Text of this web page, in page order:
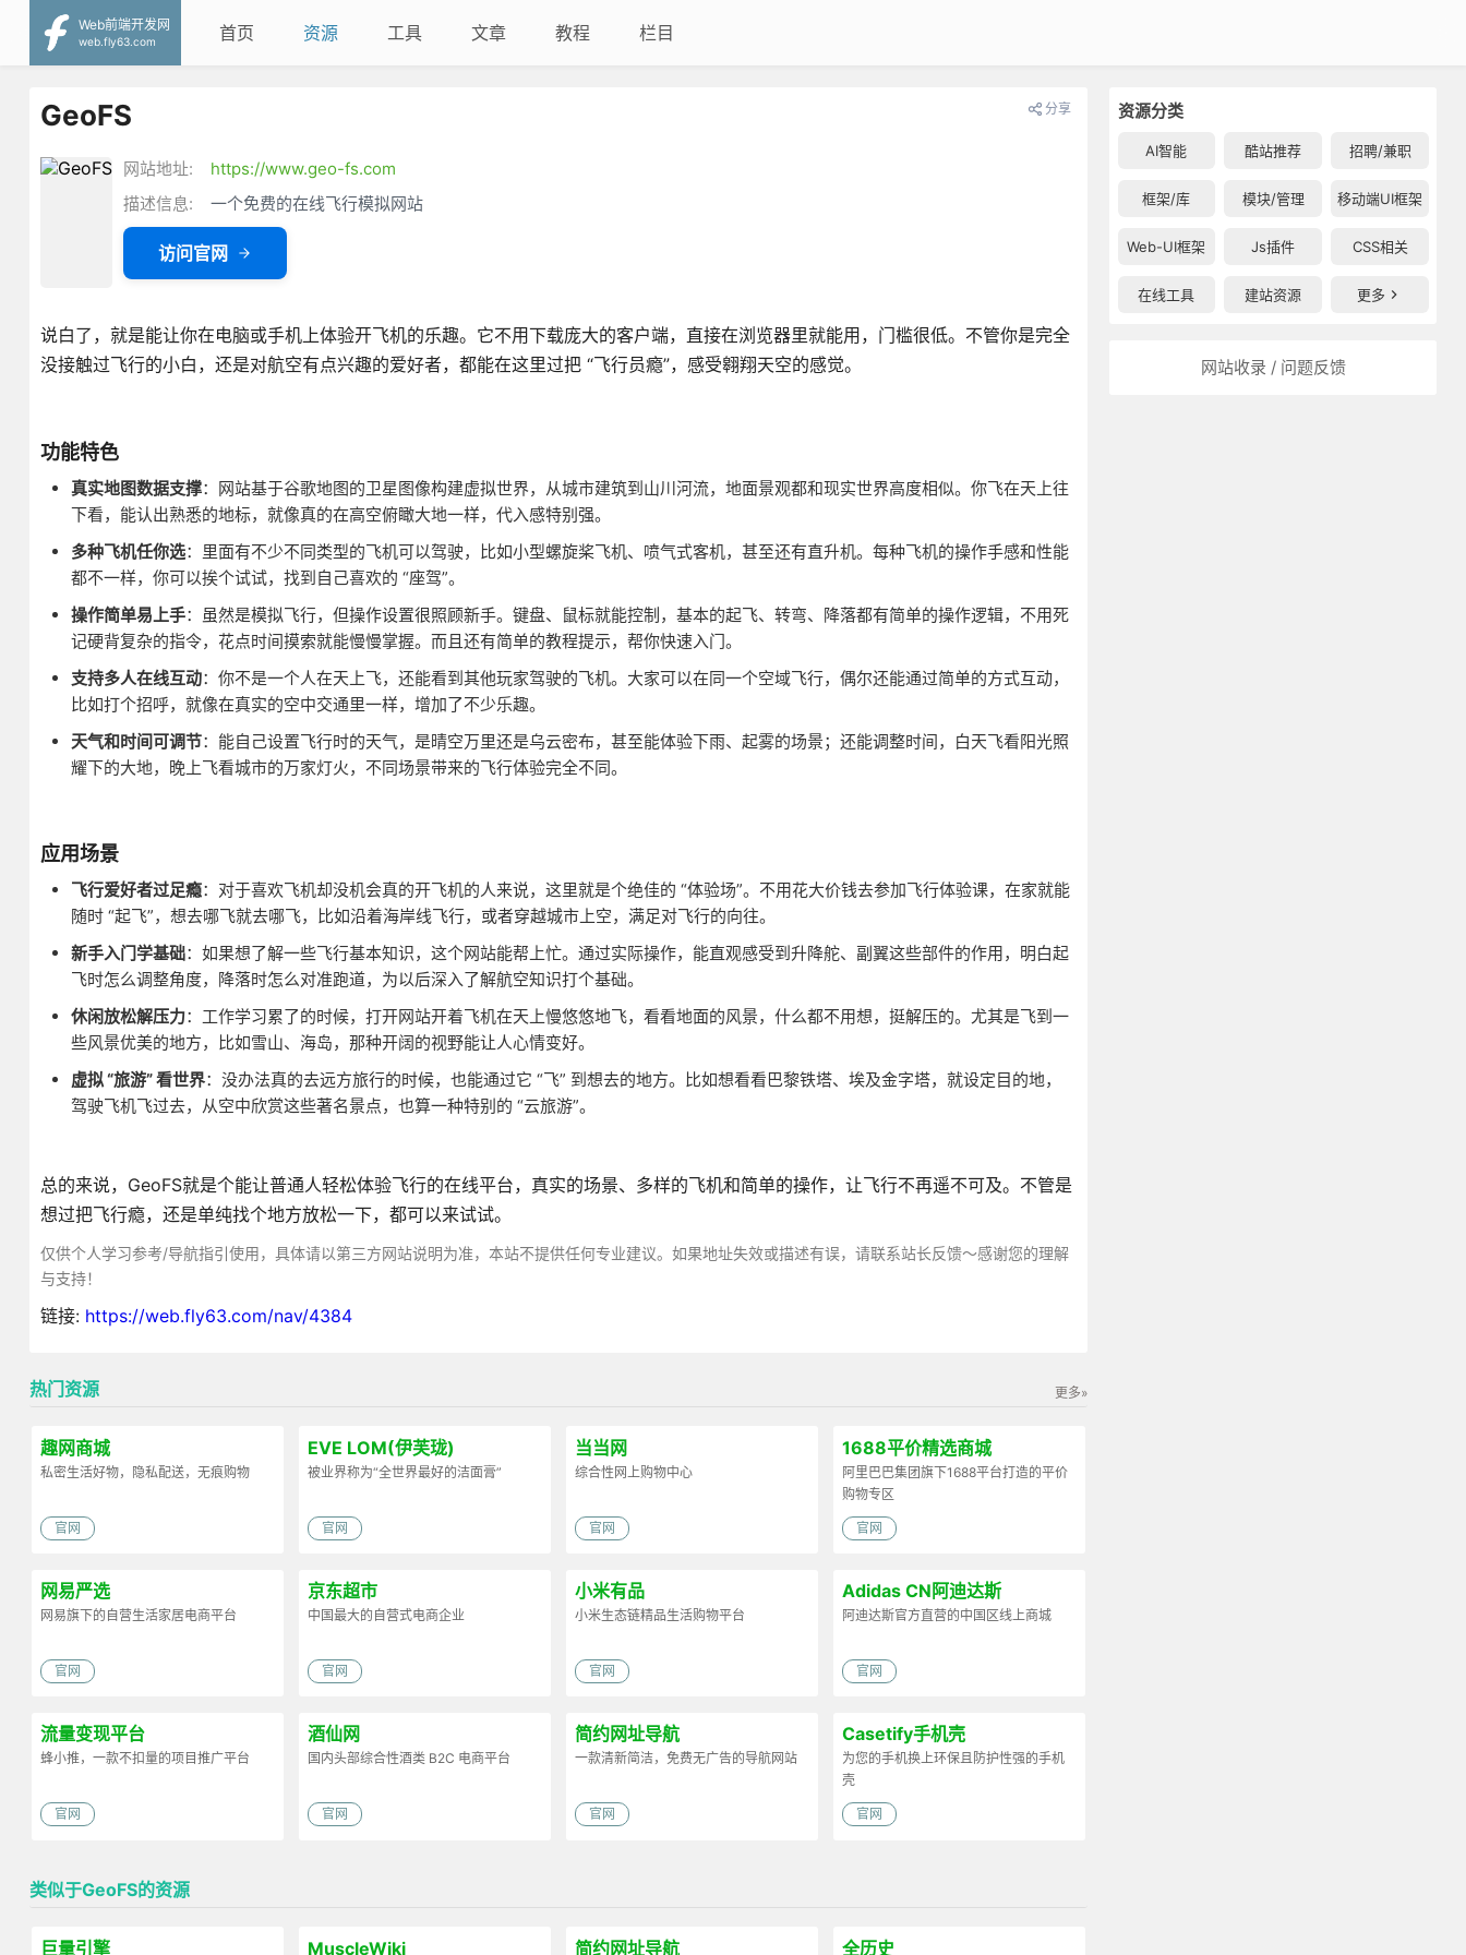
Web前端开发网
web.fly63.com
首页 资源 工具 文章 教程 栏目
资源分类
AI智能 酷站推荐 招聘/兼职
框架/库 模块/管理 移动端UI框架
Web-UI框架 Js插件 CSS相关
在线工具 建站资源 更多
网站收录 / 问题反馈
GeoFS 分享
网站地址:
https://www.geo-fs.com
描述信息:
一个免费的在线飞行模拟网站
访问官网
说白了，就是能让你在电脑或手机上体验开飞机的乐趣。它不用下载庞大的客户端，直接在浏览器里就能用，门槛很低。不管你是完全
没接触过飞行的小白，还是对航空有点兴趣的爱好者，都能在这里过把 “飞行员瘾”，感受翱翔天空的感觉。
功能特色
真实地图数据支撑：网站基于谷歌地图的卫星图像构建虚拟世界，从城市建筑到山川河流，地面景观都和现实世界高度相似。你飞在天上往
下看，能认出熟悉的地标，就像真的在高空俯瞰大地一样，代入感特别强。
多种飞机任你选：里面有不少不同类型的飞机可以驾驶，比如小型螺旋桨飞机、喷气式客机，甚至还有直升机。每种飞机的操作手感和性能
都不一样，你可以挨个试试，找到自己喜欢的 “座驾”。
操作简单易上手：虽然是模拟飞行，但操作设置很照顾新手。键盘、鼠标就能控制，基本的起飞、转弯、降落都有简单的操作逻辑，不用死
记硬背复杂的指令，花点时间摸索就能慢慢掌握。而且还有简单的教程提示，帮你快速入门。
支持多人在线互动：你不是一个人在天上飞，还能看到其他玩家驾驶的飞机。大家可以在同一个空域飞行，偶尔还能通过简单的方式互动，
比如打个招呼，就像在真实的空中交通里一样，增加了不少乐趣。
天气和时间可调节：能自己设置飞行时的天气，是晴空万里还是乌云密布，甚至能体验下雨、起雾的场景；还能调整时间，白天飞看阳光照
耀下的大地，晚上飞看城市的万家灯火，不同场景带来的飞行体验完全不同。
应用场景
飞行爱好者过足瘾：对于喜欢飞机却没机会真的开飞机的人来说，这里就是个绝佳的 “体验场”。不用花大价钱去参加飞行体验课，在家就能
随时 “起飞”，想去哪飞就去哪飞，比如沿着海岸线飞行，或者穿越城市上空，满足对飞行的向往。
新手入门学基础：如果想了解一些飞行基本知识，这个网站能帮上忙。通过实际操作，能直观感受到升降舵、副翼这些部件的作用，明白起
飞时怎么调整角度，降落时怎么对准跑道，为以后深入了解航空知识打个基础。
休闲放松解压力：工作学习累了的时候，打开网站开着飞机在天上慢悠悠地飞，看看地面的风景，什么都不用想，挺解压的。尤其是飞到一
些风景优美的地方，比如雪山、海岛，那种开阔的视野能让人心情变好。
虚拟 “旅游” 看世界：没办法真的去远方旅行的时候，也能通过它 “飞” 到想去的地方。比如想看看巴黎铁塔、埃及金字塔，就设定目的地，
驾驶飞机飞过去，从空中欣赏这些著名景点，也算一种特别的 “云旅游”。
总的来说，GeoFS就是个能让普通人轻松体验飞行的在线平台，真实的场景、多样的飞机和简单的操作，让飞行不再遥不可及。不管是
想过把飞行瘾，还是单纯找个地方放松一下，都可以来试试。
仅供个人学习参考/导航指引使用，具体请以第三方网站说明为准，本站不提供任何专业建议。如果地址失效或描述有误，请联系站长反馈～感谢您的理解
与支持！
链接: https://web.fly63.com/nav/4384
更多»
热门资源
趣网商城
私密生活好物，隐私配送，无痕购物
官网
EVE LOM(伊芙珑)
被业界称为“全世界最好的洁面膏”
官网
当当网
综合性网上购物中心
官网
1688平价精选商城
阿里巴巴集团旗下1688平台打造的平价
购物专区
官网
网易严选
网易旗下的自营生活家居电商平台
官网
京东超市
中国最大的自营式电商企业
官网
小米有品
小米生态链精品生活购物平台
官网
Adidas CN阿迪达斯
阿迪达斯官方直营的中国区线上商城
官网
流量变现平台
蜂小推，一款不扣量的项目推广平台
官网
酒仙网
国内头部综合性酒类 B2C 电商平台
官网
简约网址导航
一款清新简洁，免费无广告的导航网站
官网
Casetify手机壳
为您的手机换上环保且防护性强的手机
壳
官网
类似于GeoFS的资源
巨量引擎 MuscleWiki 简约网址导航 全历史